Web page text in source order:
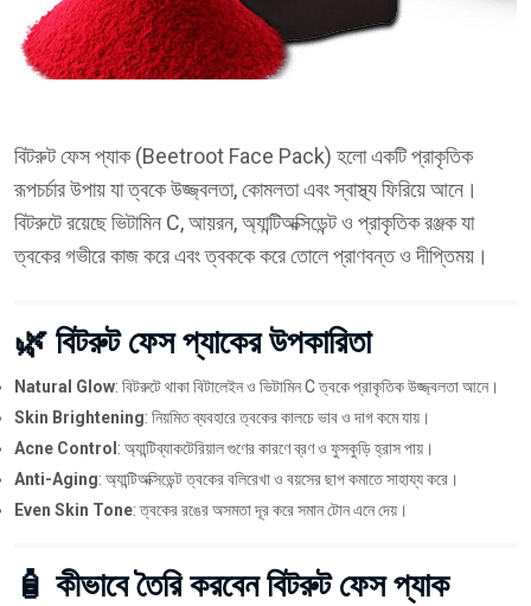
বিটরুট ফেস প্যাক (Beetroot Face Pack) হলো একটি প্রাকৃতিক
রূপচর্চার উপায় যা ত্বকে উজ্জ্বলতা, কোমলতা এবং স্বাস্থ্য ফিরিয়ে আনে।
বিটরুটে রয়েছে ভিটামিন C, আয়রন, অ্যান্টিঅক্সিডেন্ট ও প্রাকৃতিক রঞ্জক যা
ত্বকের গভীরে কাজ করে এবং ত্বককে করে তোলে প্রাণবন্ত ও দীপ্তিময়।
🌿 বিটরুট ফেস প্যাকের উপকারিতা
Natural Glow: বিটরুটে থাকা বিটালেইন ও ভিটামিন C ত্বকে প্রাকৃতিক উজ্জ্বলতা আনে।
Skin Brightening: নিয়মিত ব্যবহারে ত্বকের কালচে ভাব ও দাগ কমে যায়।
Acne Control : অ্যান্টিব্যাকটেরিয়াল গুণের কারণে ব্রণ ও ফুসকুড়ি হ্রাস পায়।
Anti-Aging: অ্যান্টিঅক্সিডেন্ট ত্বকের বলিরেখা ও বয়সের ছাপ কমাতে সাহায্য করে।
Even Skin Tone: ত্বকের রঙের অসমতা দূর করে সমান টোন এনে দেয়।
🧴 কীভাবে তৈরি করবেন বিটরুট ফেস প্যাক